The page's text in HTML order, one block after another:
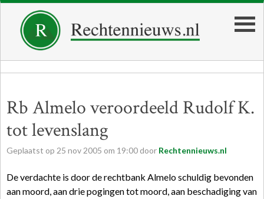
Rb Almelo veroordeeld Rudolf K.
tot levenslang
Geplaatst op 25 nov 2005 om 19:00 door Rechtennieuws.nl
De verdachte is door de rechtbank Almelo schuldig bevonden
aan moord, aan drie pogingen tot moord, aan beschadiging van